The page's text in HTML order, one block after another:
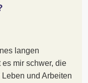
langen
mir schwer, die
und Arbeiten